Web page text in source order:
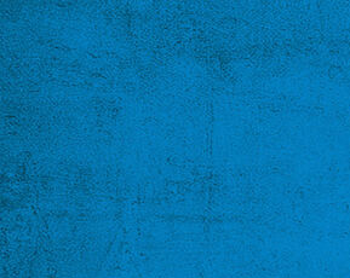
Befestigungsmaterial 1
Befestigungsmaterial 2
Netzwerk-Komponenten / Pulte